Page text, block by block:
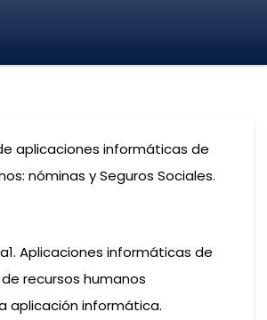
aplicaciones informáticas de
nóminas y Seguros Sociales.
Aplicaciones informáticas de
recursos humanos
aplicación informática.